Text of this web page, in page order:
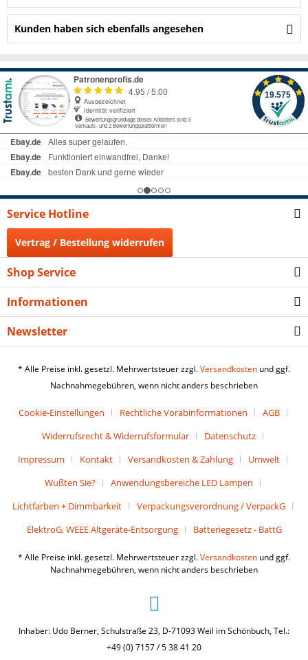
Kunden haben sich ebenfalls angesehen
Service Hotline
Vertrag / Bestellung widerrufen
Shop Service
Informationen
Newsletter
* Alle Preise inkl. gesetzl. Mehrwertsteuer zzgl.Versandkosten und ggf.
Nachnahmegebühren, wenn nicht anders beschrieben
Cookie-Einstellungen Rechtliche Vorabinformationen
AGB
Widerrufsrecht & Widerrufsformular
Datenschutz
Impressum
Kontakt Versandkosten & Zahlung
Umwelt
Wußten Sie?
Anwendungsbereiche LED Lampen
Lichtfarben + Dimmbarkeit
Verpackungsverordnung / VerpackG
ElektroG, WEEE Altgeräte-Entsorgung
Batteriegesetz - BattG
* Alle Preise inkl. gesetzl. Mehrwertsteuer zzgl.Versandkosten und ggf.
Nachnahmegebühren, wenn nicht anders beschrieben
Inhaber: Udo Berner, Schulstraße 23, D-71093 Weil im Schönbuch, Tel.:
+49 (0) 7157 / 5 38 41 20